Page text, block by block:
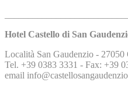
Hotel Castello di San
Località San Gaudenzio - 27050
Tel. +39 0383 3331 - Fax: +39
email